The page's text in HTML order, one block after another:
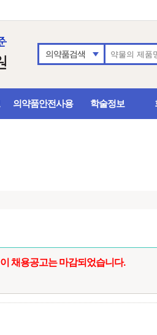
의약품검색
의약품안전사용 학술정보
이 채용공고는 마감되었습니다.